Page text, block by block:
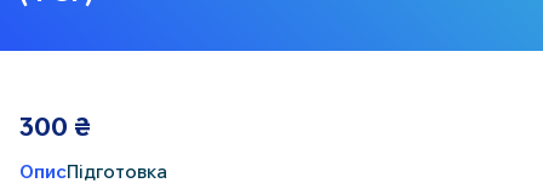
ОписПідготовка
300 ₴